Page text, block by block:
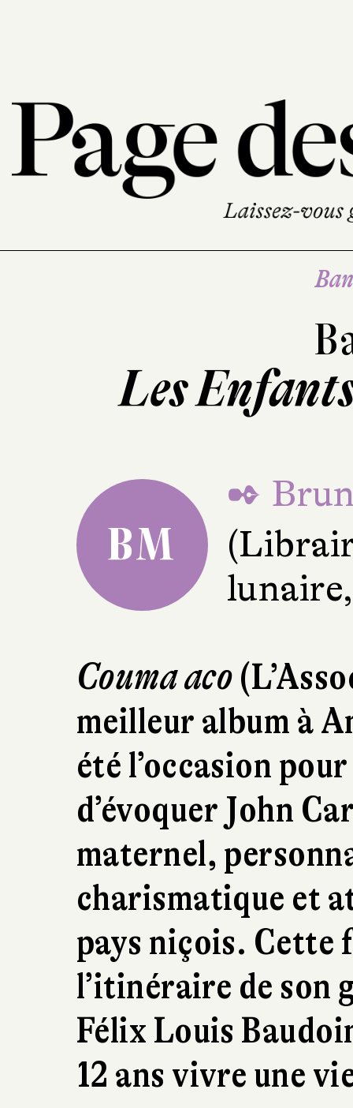
Les
BM
✒
Couma aco
meilleur album à
été l’occasion
d’évoquer John
maternel,
charismatique et
pays niçois. Cette
l’itinéraire de son
Félix Louis
12 ans vivre une